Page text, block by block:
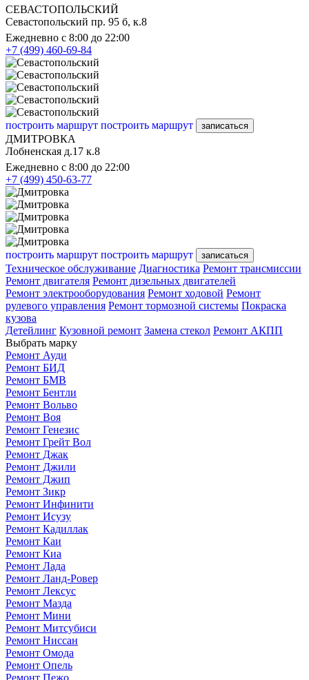
СЕВАСТОПОЛЬСКИЙ
Севастопольский пр. 95 б, к.8
Ежедневно с 8:00 до 22:00
+7 (499) 460-69-84
построить маршрут построить маршрут записаться
ДМИТРОВКА
Лобненская д.17 к.8
Ежедневно с 8:00 до 22:00
+7 (499) 450-63-77
построить маршрут построить маршрут записаться
Техническое обслуживание Диагностика Ремонт трансмиссии
Ремонт двигателя Ремонт дизельных двигателей
Ремонт электрооборудования Ремонт ходовой Ремонт
рулевого управления Ремонт тормозной системы Покраска
кузова
Детейлинг Кузовной ремонт Замена стекол Ремонт АКПП
Выбрать марку
Ремонт Ауди
Ремонт БИД
Ремонт БМВ
Ремонт Бентли
Ремонт Вольво
Ремонт Воя
Ремонт Генезис
Ремонт Грейт Вол
Ремонт Джак
Ремонт Джили
Ремонт Джип
Ремонт Зикр
Ремонт Инфинити
Ремонт Исузу
Ремонт Кадиллак
Ремонт Каи
Ремонт Киа
Ремонт Лада
Ремонт Ланд-Ровер
Ремонт Лексус
Ремонт Мазда
Ремонт Мини
Ремонт Митсубиси
Ремонт Ниссан
Ремонт Омода
Ремонт Опель
Ремонт Пежо